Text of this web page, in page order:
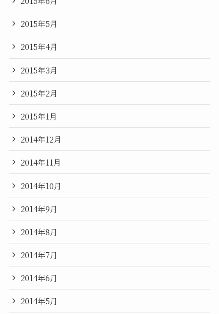
2015年5月
2015年4月
2015年3月
2015年2月
2015年1月
2014年12月
2014年11月
2014年10月
2014年9月
2014年8月
2014年7月
2014年6月
2014年5月